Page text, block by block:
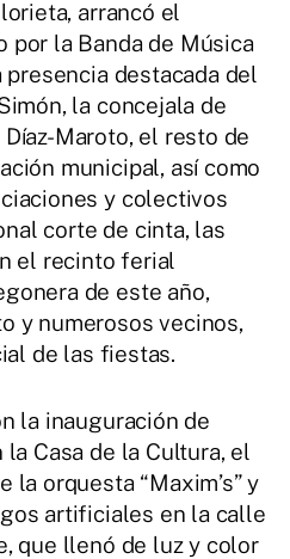
arrancó el
por la Banda de Música
presencia destacada del
la concejala de
Maroto, el resto de
municipal, así como
y colectivos
corte de cinta, las
el recinto ferial
de este año,
y numerosos vecinos,
de las fiestas.
la inauguración de
Casa de la Cultura, el
orquesta “Maxim’s” y
artificiales en la calle
que llenó de luz y color